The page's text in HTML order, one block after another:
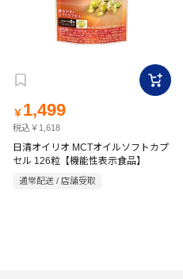
￥ 1,499
税込￥1,618
日清オイリオ MCTオイルソフトカプ
セル 126粒【機能性表示食品】
通常配送 / 店舗受取